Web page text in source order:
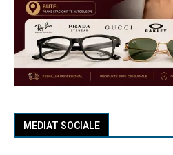
MEDIAT SOCIALE